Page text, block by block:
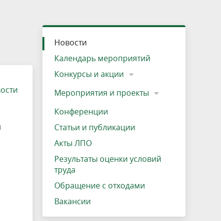
Озеро Плещеево
Вакансии
Экологические тропы и туристские
маршруты
Прокат велосипедов
Адрес, телефон, схема проезда
Результаты оценки условий труда
Интерактивная карта
Кадастр объектов животного мира, не
отнесенных к объектам охоты
Новости
Календарь мероприятий
Конкурсы и акции
Мероприятия и проекты
Конференции
Статьи и публикации
Акты ЛПО
Результаты оценки условий
труда
Обращение с отходами
Вакансии